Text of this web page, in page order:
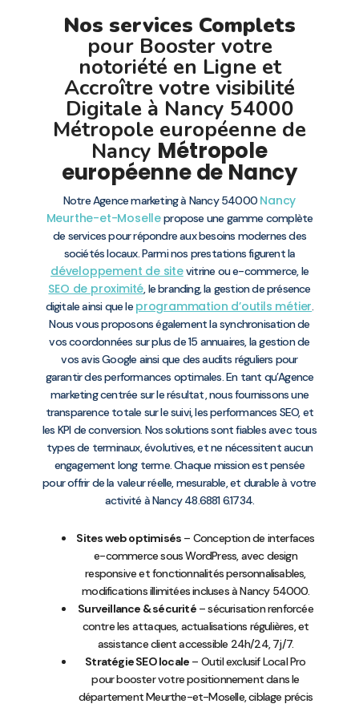
Nos services Complets
pour Booster votre
notoriété en Ligne et
Accroître votre visibilité
Digitale à Nancy 54000
Métropole européenne de
Nancy Métropole
européenne de Nancy
Notre Agence marketing à Nancy 54000 Nancy
Meurthe-et-Mosellepropose une gamme complète
de services pour répondre aux besoins modernes des
sociétés locaux. Parmi nos prestations figurent la
développement de sitevitrine ou e-commerce, le
SEO de proximité, le branding, la gestion de présence
digitale ainsi que le programmation d’outils métier.
Nous vous proposons également la synchronisation de
vos coordonnées sur plus de 15 annuaires, la gestion de
vos avis Google ainsi que des audits réguliers pour
garantir des performances optimales. En tant qu’Agence
marketing centrée sur le résultat, nous fournissons une
transparence totale sur le suivi, les performances SEO, et
les KPI de conversion. Nos solutions sont fiables avec tous
types de terminaux, évolutives, et ne nécessitent aucun
engagement long terme. Chaque mission est pensée
pour offrir de la valeur réelle, mesurable, et durable à votre
activité à Nancy 48.6881 6.1734.
Sites web optimisés – Conception de interfaces
e-commerce sous WordPress, avec design
responsive et fonctionnalités personnalisables,
modifications illimitées incluses à Nancy 54000.
Surveillance & sécurité– sécurisation renforcée
contre les attaques, actualisations régulières, et
assistance client accessible 24h/24, 7j/7.
Stratégie SEO locale – Outil exclusif Local Pro
pour booster votre positionnement dans le
département Meurthe-et-Moselle, ciblage précis